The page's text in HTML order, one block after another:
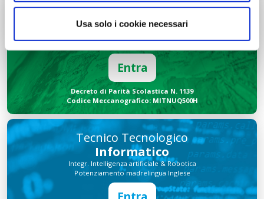
Usa solo i cookie necessari
Tecnico Economico
Turismo
Potenziamento madrelingua Inglese
Entra
Decreto di Parità Scolastica N. 1139
Codice Meccanografico: MITNUQ500H
Tecnico Tecnologico
Informatico
Integr. Intelligenza artificiale & Robotica
Potenziamento madrelingua Inglese